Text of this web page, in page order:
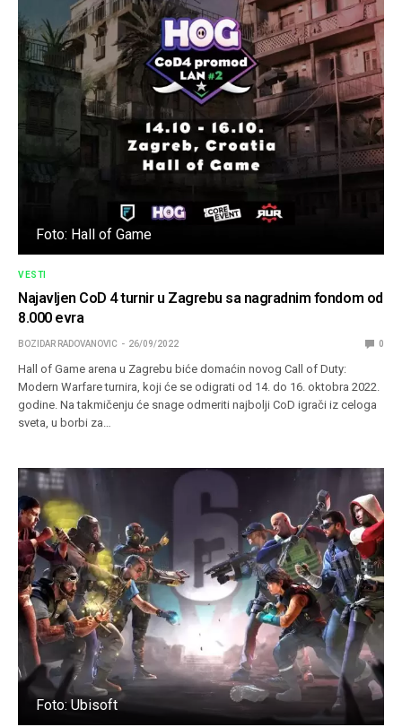
Foto: Hall of Game
VESTI
Najavljen CoD 4 turnir u Zagrebu sa nagradnim fondom od
8.000 evra
BOZIDAR RADOVANOVIC 26/09/2022 0
Hall of Game arena u Zagrebu biće domaćin novog Call of Duty:
Modern Warfare turnira, koji će se odigrati od 14. do 16. oktobra 2022.
godine. Na takmičenju će snage odmeriti najbolji CoD igrači iz celoga
sveta, u borbi za…
Foto: Ubisoft